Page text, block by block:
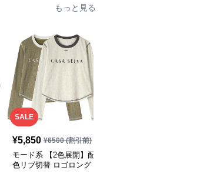
もっと見る
SALE
¥5,850 ¥6500(割引前)
モード系 【2色展開】配
色リブ切替 ロゴロング